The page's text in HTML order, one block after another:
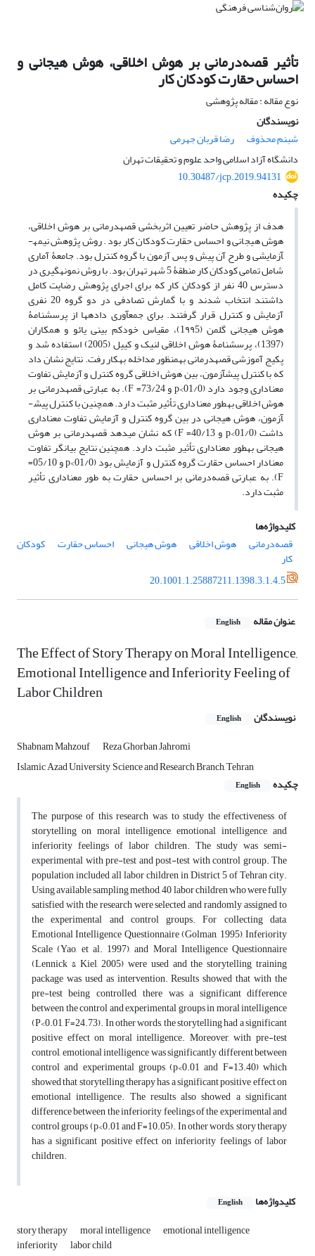
تأثیر قصه‌درمانی بر هوش اخلاقی، هوش هیجانی و
احساس حقارت کودکان کار
نوع مقاله : مقاله پژوهشی
نویسندگان
شبنم محذوف
رضا قربان جهرمی
دانشگاه آزاد اسلامی واحد علوم و تحقیقات تهران
10.30487/jcp.2019.94131
چکیده
هدف از پژوهش حاضر تعیین اثربخشی قصه­درمانی بر هوش اخلاقی،
هوش هیجانی و احساس حقارت کودکان کار بود. روش پژوهش نیمه­
آزمایشی و طرح آن پیش و پس آزمون با گروه کنترل بود. جامعۀ آماری
شامل تمامی کودکان کار منطقۀ 5 شهر تهران بود. با روش نمونه­گیری در
دسترس 40 نفر از کودکان کار که برای اجرای پژوهش رضایت کامل
داشتند انتخاب شدند و با گمارش تصادفی در دو گروه 20 نفری
آزمایش و کنترل قرار گرفتند. برای جمع­آوری داده­ها از پرسش­نامۀ
هوش هیجانی گلمن (1۹۹5)، مقیاس خودکم بینی یائو و همکاران
(1397)، پرسش­نامۀ هوش اخلاقی لنیک و کییل (2005) استفاده شد و
پکیج آموزشی قصه­درمانی به­منظور مداخله به­کار رفت. نتایج نشان داد
که با کنترل پیش­آزمون، بین هوش اخلاقی گروه کنترل و آزمایش تفاوت
معناداری وجود دارد (01/0>p و 73/24= F). به عبارتی قصه­درمانی بر
هوش اخلاقی به­طور معناداری تأثیر مثبت دارد. همچنین با کنترل پیش­
آزمون، هوش هیجانی در بین گروه کنترل و آزمایش تفاوت معناداری
داشت (01/0>p و 40/13= F) که نشان می­دهد قصه­درمانی بر هوش
هیجانی به­طور معناداری تأثیر مثبت دارد. همچنین نتایج بیانگر تفاوت
معنادار احساس حقارت گروه کنترل و آزمایش بود (01/0>p و 05/10=
F). به عبارتی قصه‌درمانی بر احساس حقارت به طور معناداری تأثیر
مثبت دارد.
کلیدواژه‌ها
قصه‌درمانی
هوش اخلاقی هوش هیجانی احساس حقارت کودکان
کار
20.1001.1.25887211.1398.3.1.4.5
عنوان مقاله English
The Effect of Story Therapy on Moral Intelligence,
Emotional Intelligence and Inferiority Feeling of
Labor Children
نویسندگان English
Shabnam Mahzouf
Reza Ghorban Jahromi
Islamic Azad University, Science and Research Branch, Tehran
چکیده
English
The purpose of this research was to study the effectiveness of
storytelling on moral intelligence, emotional intelligence, and
inferiority feelings of labor children. The study was semi-
experimental with pre-test and post-test with control group. The
population included all labor children in District 5 of Tehran city.
Using available sampling method, 40 labor children who were fully
satisfied with the research were selected and randomly assigned to
the experimental and control groups. For collecting data,
Emotional Intelligence Questionnaire (Golman, 1995), Inferiority
Scale (Yao, et al. 1997), and Moral Intelligence Questionnaire
(Lennick & Kiel, 2005) were used and the storytelling training
package was used as intervention. Results showed that with the
pre-test being controlled, there was a significant difference
between the control and experimental groups in moral intelligence
(P<0.01, F=24.73). In other words, the storytelling had a significant
positive effect on moral intelligence. Moreover, with pre-test
control, emotional intelligence was significantly different between
control and experimental groups (p<0.01 and F=13.40) which
showed that storytelling therapy has a significant positive effect on
emotional intelligence. The results also showed a significant
difference between the inferiority feelings of the experimental and
control groups (p<0.01 and F=10.05). In other words, story therapy
has a significant positive effect on inferiority feelings of labor
children.
کلیدواژه‌ها English
story therapy moral intelligence emotional intelligence
inferiority labor child